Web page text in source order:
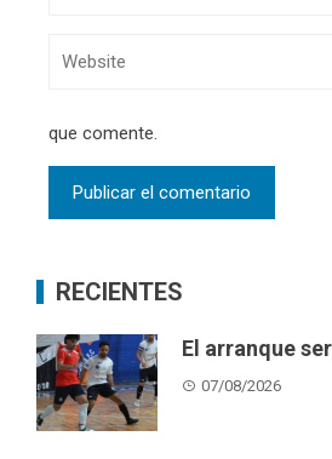
que comente.
RECIENTES
El arranque
07/08/2026